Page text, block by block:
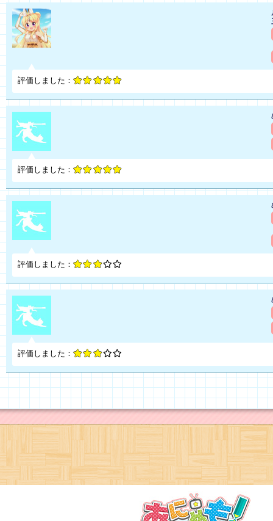
評価しました：
評価しました：
評価しました：
評価しました：